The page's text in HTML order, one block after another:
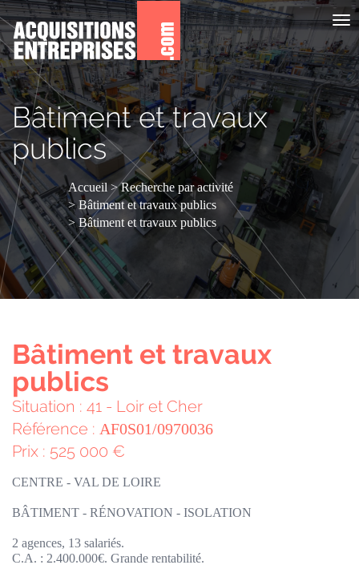
le
Bâtiment et travaux
publics
Accueil
Recherche par activité
Bâtiment et travaux publics
Bâtiment et travaux publics
Bâtiment et travaux
publics
Situation : 41 - Loir et Cher
Référence : AF0S01/0970036
Prix : 525 000 €
CENTRE - VAL DE LOIRE
BÂTIMENT - RÉNOVATION - ISOLATION
2 agences, 13 salariés.
C.A. : 2.400.000€. Grande rentabilité.